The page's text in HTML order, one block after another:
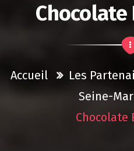
Chocolate
Accueil Les
Seine-
Chocolate